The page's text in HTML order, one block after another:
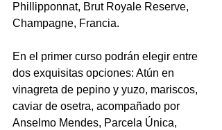
Phillipponnat, Brut Royale Reserve,
Champagne, Francia.
En el primer curso podrán elegir entre
dos exquisitas opciones: Atún en
vinagreta de pepino y yuzo, mariscos,
caviar de osetra, acompañado por
Anselmo Mendes, Parcela Única,